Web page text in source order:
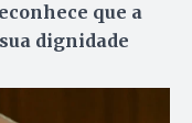
que a
dignidade